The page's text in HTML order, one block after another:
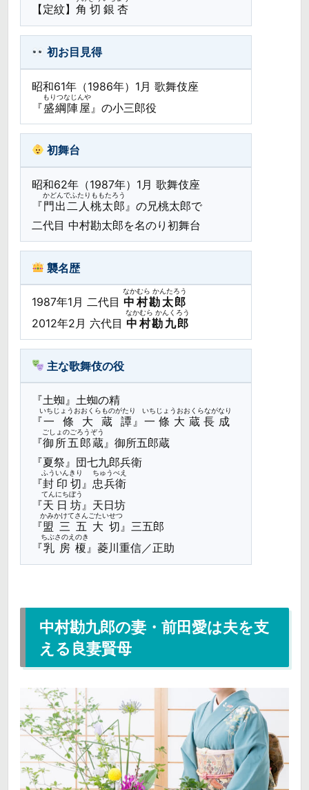
【定紋】 角切銀杏
初お目見得
昭和61年（1986年）1月 歌舞伎座
『盛綱陣屋
もりつなじんや
』の小三郎役
初舞台
昭和62年（1987年）1月 歌舞伎座
『門出二人桃太郎
かどんでふたりももたろう
』の兄桃太郎で
二代目 中村勘太郎を名のり初舞台
襲名歴
1987年1月 二代目 中村勘太郎
なかむら かんたろう
2012年2月 六代目 中村勘九郎
なかむら かんくろう
主な歌舞伎の役
『土蜘』土蜘の精
『一條大蔵譚
いちじょうおおくらものがたり
』 一條大蔵長成
いちじょうおおくらながなり
『御所五郎蔵
ごしょのごろうぞう
』御所五郎蔵
『夏祭』団七九郎兵衛
『封印切
ふういんきり
』 忠兵衛
ちゅうべえ
『天日坊
てんにちぼう
』天日坊
『盟三五大切
かみかけてさんごたいせつ
』三五郎
『乳房榎
ちぶさのえのき
』菱川重信／正助
中村勘九郎の妻・前田愛は夫を支
える良妻賢母